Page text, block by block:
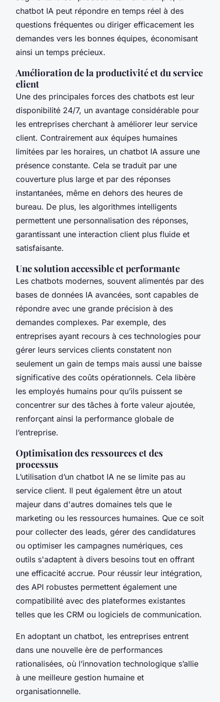
chatbot IA peut répondre en temps réel à des
questions fréquentes ou diriger efficacement les
demandes vers les bonnes équipes, économisant
ainsi un temps précieux.
Amélioration de la productivité et du service
client
Une des principales forces des chatbots est leur
disponibilité 24/7, un avantage considérable pour
les entreprises cherchant à améliorer leur service
client. Contrairement aux équipes humaines
limitées par les horaires, un chatbot IA assure une
présence constante. Cela se traduit par une
couverture plus large et par des réponses
instantanées, même en dehors des heures de
bureau. De plus, les algorithmes intelligents
permettent une personnalisation des réponses,
garantissant une interaction client plus fluide et
satisfaisante.
Une solution accessible et performante
Les chatbots modernes, souvent alimentés par des
bases de données IA avancées, sont capables de
répondre avec une grande précision à des
demandes complexes. Par exemple, des
entreprises ayant recours à ces technologies pour
gérer leurs services clients constatent non
seulement un gain de temps mais aussi une baisse
significative des coûts opérationnels. Cela libère
les employés humains pour qu’ils puissent se
concentrer sur des tâches à forte valeur ajoutée,
renforçant ainsi la performance globale de
l’entreprise.
Optimisation des ressources et des
processus
L’utilisation d’un chatbot IA ne se limite pas au
service client. Il peut également être un atout
majeur dans d'autres domaines tels que le
marketing ou les ressources humaines. Que ce soit
pour collecter des leads, gérer des candidatures
ou optimiser les campagnes numériques, ces
outils s'adaptent à divers besoins tout en offrant
une efficacité accrue. Pour réussir leur intégration,
des API robustes permettent également une
compatibilité avec des plateformes existantes
telles que les CRM ou logiciels de communication.
En adoptant un chatbot, les entreprises entrent
dans une nouvelle ère de performances
rationalisées, où l’innovation technologique s’allie
à une meilleure gestion humaine et
organisationnelle.